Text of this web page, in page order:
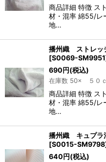
商品詳細 特徴 ス
材・混率 綿55/レ
地…
播州織 ストレ
[S0069-SM9951
690円(税込)
在庫数 50× ５０
商品詳細 特徴 ス
材・混率 綿55/レ
地…
播州織 キュプ
[S0015-SM9798
640円(税込)